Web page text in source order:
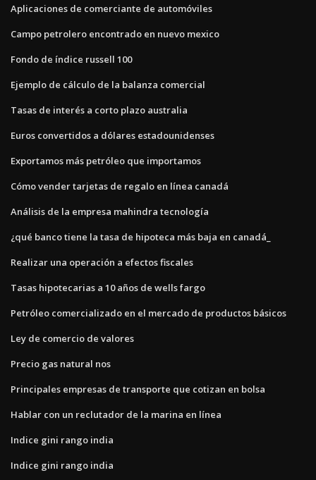
Aplicaciones de comerciante de automóviles
Campo petrolero encontrado en nuevo mexico
Fondo de índice russell 100
Ejemplo de cálculo de la balanza comercial
Tasas de interés a corto plazo australia
Euros convertidos a dólares estadounidenses
Exportamos más petróleo que importamos
Cómo vender tarjetas de regalo en línea canadá
Análisis de la empresa mahindra tecnología
¿qué banco tiene la tasa de hipoteca más baja en canadá_
Realizar una operación a efectos fiscales
Tasas hipotecarias a 10 años de wells fargo
Petróleo comercializado en el mercado de productos básicos
Ley de comercio de valores
Precio gas natural nos
Principales empresas de transporte que cotizan en bolsa
Hablar con un reclutador de la marina en línea
Indice gini rango india
Indice gini rango india